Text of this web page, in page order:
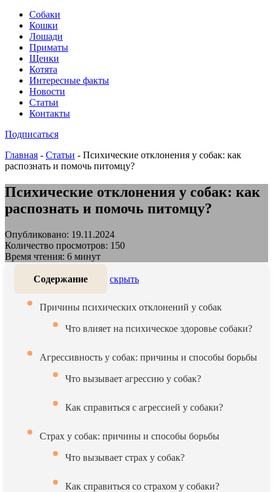
Собаки
Кошки
Лошади
Приматы
Щенки
Котята
Интересные факты
Новости
Статьи
Контакты
Подписаться
Главная - Статьи - Психические отклонения у собак: как
распознать и помочь питомцу?
Психические отклонения у собак: как
распознать и помочь питомцу?
Опубликовано: 19.11.2024
Количество просмотров: 150
Время чтения: 6 минут
Содержание скрыть
Причины психических отклонений у собак
Что влияет на психическое здоровье собаки?
Агрессивность у собак: причины и способы борьбы
Что вызывает агрессию у собак?
Как справиться с агрессией у собаки?
Страх у собак: причины и способы борьбы
Что вызывает страх у собак?
Как справиться со страхом у собаки?